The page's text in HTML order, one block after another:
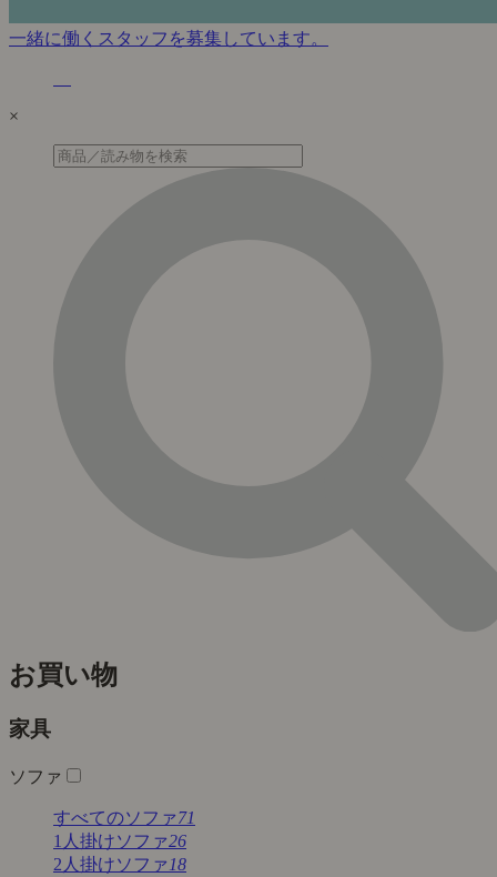
一緒に働くスタッフを募集しています。
×
お買い物
家具
ソファ
すべてのソファ71
1人掛けソファ26
2人掛けソファ 18